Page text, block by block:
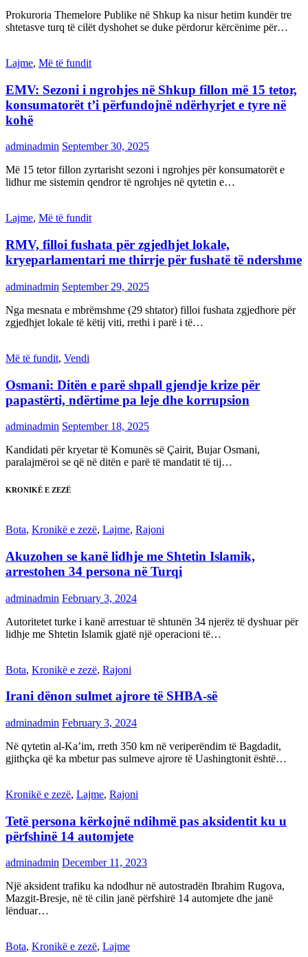
Prokuroria Themelore Publike në Shkup ka nisur hetim kundër tre
shtetasve turq të cilët dyshohet se duke përdorur kërcënime për…
Lajme, Më të fundit
EMV: Sezoni i ngrohjes në Shkup fillon më 15 tetor,
konsumatorët t’i përfundojnë ndërhyrjet e tyre në
kohë
adminadmin September 30, 2025
Më 15 tetor fillon zyrtarisht sezoni i ngrohjes për konsumatorët e
lidhur me sistemin qendror të ngrohjes në qytetin e…
Lajme, Më të fundit
RMV, filloi fushata për zgjedhjet lokale,
kryeparlamentari me thirrje për fushatë të ndershme
adminadmin September 29, 2025
Nga mesnata e mbrëmshme (29 shtator) filloi fushata zgjedhore për
zgjedhjet lokale të këtij viti, rrethi i parë i të…
Më të fundit, Vendi
Osmani: Ditën e parë shpall gjendje krize për
papastërti, ndërtime pa leje dhe korrupsion
adminadmin September 18, 2025
Kandidati për kryetar të Komunës së Çairit, Bujar Osmani,
paralajmëroi se që në ditën e parë të mandatit të tij…
KRONIKË E ZEZË
Bota, Kronikë e zezë, Lajme, Rajoni
Akuzohen se kanë lidhje me Shtetin Islamik,
arrestohen 34 persona në Turqi
adminadmin February 3, 2024
Autoritetet turke i kanë arrestuar të shtunën 34 njerëz të dyshuar për
lidhje me Shtetin Islamik gjatë një operacioni të…
Bota, Kronikë e zezë, Rajoni
Irani dënon sulmet ajrore të SHBA-së
adminadmin February 3, 2024
Në qytetin al-Ka’im, rreth 350 km në veriperëndim të Bagdadit,
gjithçka që ka mbetur pas sulmeve ajrore të Uashingtonit është…
Kronikë e zezë, Lajme, Rajoni
Tetë persona kërkojnë ndihmë pas aksidentit ku u
përfshinë 14 automjete
adminadmin December 11, 2023
Një aksident trafiku ka ndodhur në autostradën Ibrahim Rugova,
Mazgit-Bresje, në të cilin janë përfshirë 14 automjete dhe janë
lënduar…
Bota, Kronikë e zezë, Lajme